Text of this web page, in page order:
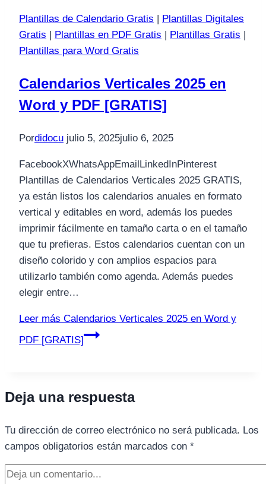
Plantillas de Calendario Gratis | Plantillas Digitales
Gratis | Plantillas en PDF Gratis | Plantillas Gratis |
Plantillas para Word Gratis
Calendarios Verticales 2025 en
Word y PDF [GRATIS]
Pordidocu julio 5, 2025julio 6, 2025
FacebookXWhatsAppEmailLinkedInPinterest
Plantillas de Calendarios Verticales 2025 GRATIS,
ya están listos los calendarios anuales en formato
vertical y editables en word, además los puedes
imprimir fácilmente en tamaño carta o en el tamaño
que tu prefieras. Estos calendarios cuentan con un
diseño colorido y con amplios espacios para
utilizarlo también como agenda. Además puedes
elegir entre…
Leer más Calendarios Verticales 2025 en Word y
PDF [GRATIS]
Deja una respuesta
Tu dirección de correo electrónico no será publicada. Los
campos obligatorios están marcados con *